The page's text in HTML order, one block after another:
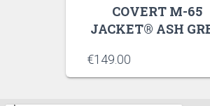
COVERT M-65
JACKET® ASH
€149.00